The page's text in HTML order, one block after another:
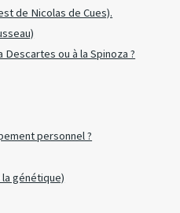
de Nicolas de Cues).
Descartes ou à la Spinoza ?
personnel ?
génétique)